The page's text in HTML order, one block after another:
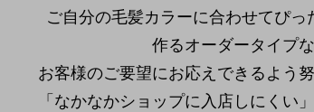
ご自分の毛髪カラーに合わせてぴっ
作るオーダータイプ
お客様のご要望にお応えできるよう
「なかなかショップに入店しにくい